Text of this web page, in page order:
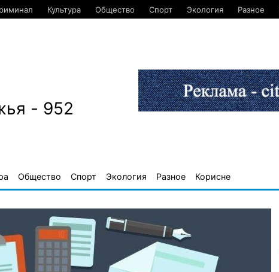
Культура Общество Спорт Экология Разное
- 952
Общество Спорт Экология Разное Корисне